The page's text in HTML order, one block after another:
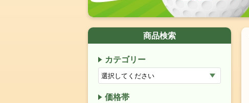
商品検索
カテゴリー
価格帯